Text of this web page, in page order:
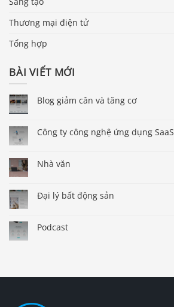
Thương mại điện tử
Tổng hợp
BÀI VIẾT MỚI
Blog giảm cân và tăng cơ
Công ty công nghệ ứng dụng SaaS
Nhà văn
Đại lý bất động sản
Podcast